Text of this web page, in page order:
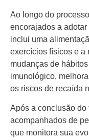
Ao longo do
encorajados a
inclui uma
exercícios físicos e a
mudanças de
imunológico,
os riscos de recaída
Após a conclusão do
acompanhados de
que monitora sua